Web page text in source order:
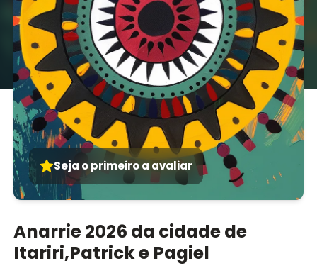
Seja o primeiro a avaliar
Anarrie 2026 da cidade de
Itariri,Patrick e Pagiel